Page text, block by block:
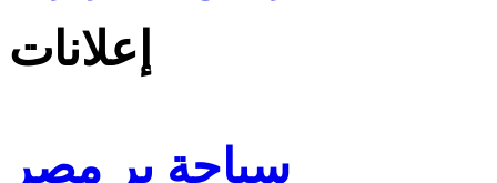
إعلانات
سياحة بر مصر